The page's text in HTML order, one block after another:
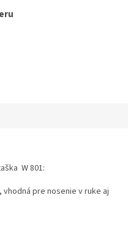
W 801:
pre nosenie v ruke aj